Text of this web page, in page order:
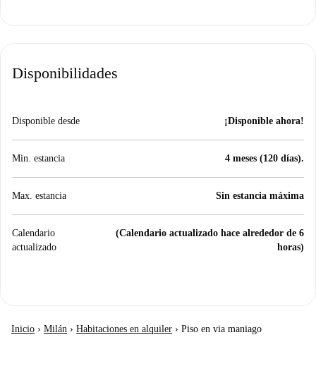
Disponibilidades
Disponible desde ¡Disponible ahora!
Min. estancia 4 meses (120 días).
Max. estancia Sin estancia máxima
Calendario
actualizado
(Calendario actualizado hace alrededor de 6
horas)
Inicio › Milán › Habitaciones en alquiler › Piso en via maniago